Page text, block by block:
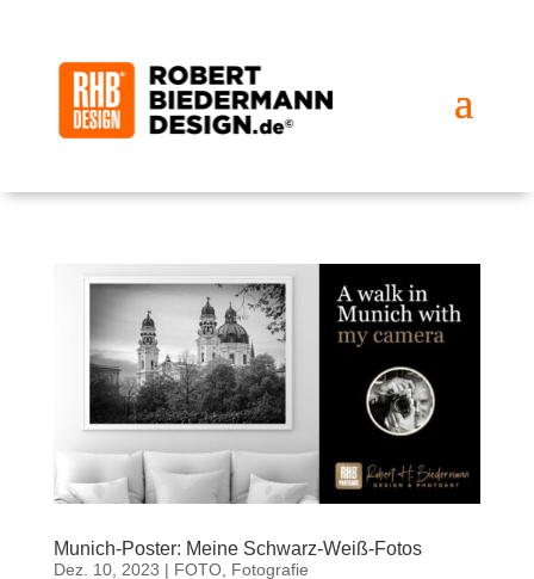
Munich-Poster: Meine Schwarz-Weiß-Fotos
Dez. 10, 2023 | FOTO, Fotografie